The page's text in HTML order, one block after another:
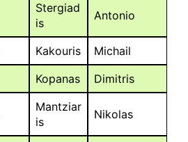
Stergiad
is
Antonio
Kakouris
Michail
Kopanas Dimitris
Mantziar
is
Nikolas